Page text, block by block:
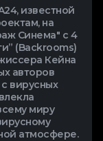
известной
на
Синема" с 4
(Backrooms)
Кейна
авторов
вирусных
миру
атмосфере.